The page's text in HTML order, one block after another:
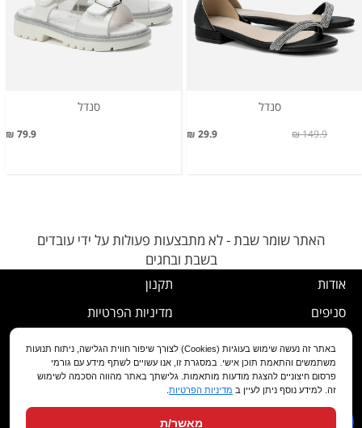
סנדל
29.9 ₪ 149.9 ₪
סנדל
79.9 ₪
האתר שומר שבת - לא מתבצעות פעולות על ידי עובדים
בשבת ובחגים
אודות
סניפים
שירות לקוחות
מועדון לקוחות
תקנון
מדיניות הפרטיות
נוהל ביטול עסקה
מדיניות החלפה/החזרה/ביטול
הצהרת נגישות
באתר זה נעשה שימוש בעוגיות (Cookies) לצורך שיפור חווית הגלישה, ניתוח תנועות
משתמשים והתאמת תוכן אישי. במסגרת זו, אנו עשויים לשתף מידע עם גורמי
פרסום חיצוניים להצגת מודעות מותאמות. גלישתך באתר מהווה הסכמה לשימוש
זה. למידע נוסף ניתן לעיין ב מדיניות הפרטיות
מאשר/ת